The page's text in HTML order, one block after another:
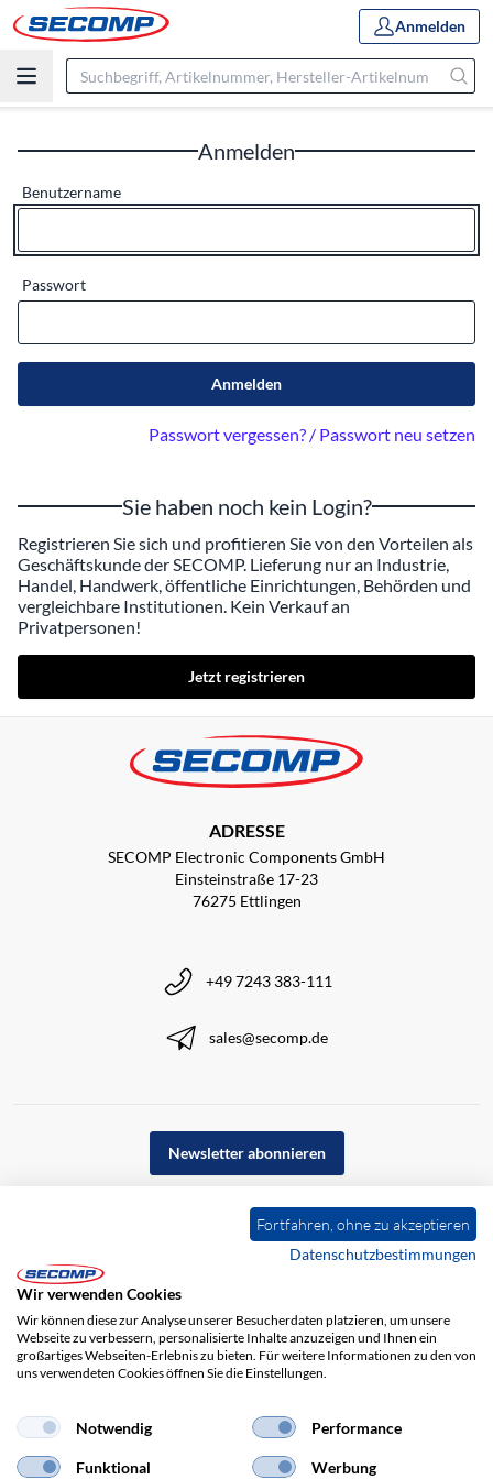
Anmelden
Anmelden
Benutzername
Passwort
Anmelden
Passwort vergessen? / Passwort neu setzen
Sie haben noch kein Login?
Registrieren Sie sich und profitieren Sie von den Vorteilen als
Geschäftskunde der SECOMP. Lieferung nur an Industrie,
Handel, Handwerk, öffentliche Einrichtungen, Behörden und
vergleichbare Institutionen. Kein Verkauf an
Privatpersonen!
Jetzt registrieren
ADRESSE
SECOMP Electronic Components GmbH
Einsteinstraße 17-23
76275 Ettlingen
+49 7243 383-111
sales@secomp.de
Newsletter abonnieren
Impressum Haftungsausschluss
Fortfahren, ohne zu akzeptieren
Datenschutzbestimmungen
Wir verwenden Cookies
Wir können diese zur Analyse unserer Besucherdaten platzieren, um unsere
Webseite zu verbessern, personalisierte Inhalte anzuzeigen und Ihnen ein
großartiges Webseiten-Erlebnis zu bieten. Für weitere Informationen zu den von
uns verwendeten Cookies öffnen Sie die Einstellungen.
Notwendig Performance
Funktional Werbung